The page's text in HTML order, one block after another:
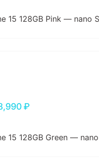
15 128GB Pink — nano
₽
15 128GB Green —